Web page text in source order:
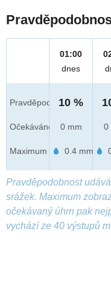
Pravděpod.
Očekáváno
Maximum
01:00
dnes
10 %
0 mm
0.4 mm
0
Pravděpodobnost
srážek. Maximum
očekávaný úhrn pak
vychází ze 40 výstupů